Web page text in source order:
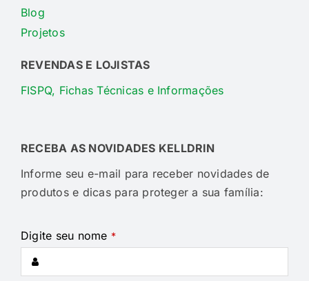
Blog
Projetos
REVENDAS E LOJISTAS
FISPQ, Fichas Técnicas e Informações
RECEBA AS NOVIDADES KELLDRIN
Informe seu e-mail para receber novidades de
produtos e dicas para proteger a sua família:
Digite seu nome *